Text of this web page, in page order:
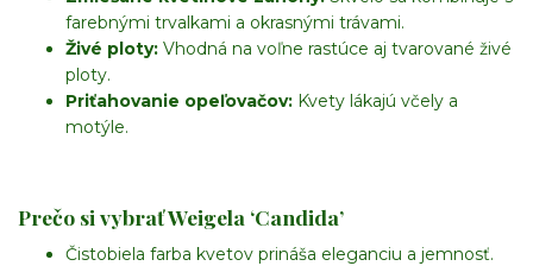
farebnými trvalkami a okrasnými trávami.
Živé ploty: Vhodná na voľne rastúce aj tvarované živé
ploty.
Priťahovanie opeľovačov: Kvety lákajú včely a
motýle.
Prečo si vybrať Weigela ‘Candida’
Čistobiela farba kvetov prináša eleganciu a jemnosť.